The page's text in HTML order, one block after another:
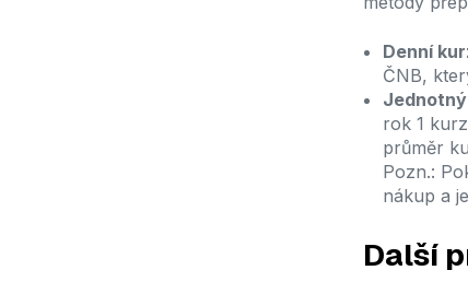
Denní
ČNB,
Jednotný
rok 1
průměr
Pozn.:
nákup a
Další